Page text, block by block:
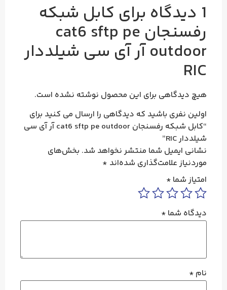
1 دیدگاه برای کابل شبکه
رفسنجان cat6 sftp pe
outdoor آر آی سی شیلددار
RIC
هیچ دیدگاهی برای این محصول نوشته نشده است.
اولین نفری باشید که دیدگاهی را ارسال می کنید برای
“کابل شبکه رفسنجان cat6 sftp pe outdoor آر آی سی
شیلددار RIC”
نشانی ایمیل شما منتشر نخواهد شد. بخش‌های
موردنیاز علامت‌گذاری شده‌اند *
امتیاز شما *
دیدگاه شما *
نام *